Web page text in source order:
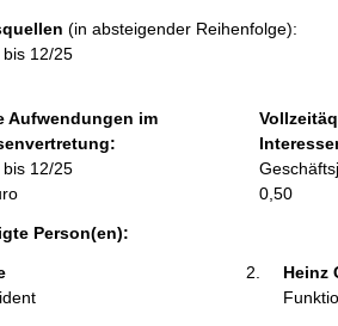
t
f
o
r
m
(in absteigender Reihenfolge):
12/25
Aufwendungen im
12/25
0,50
Person(en):
Heinz